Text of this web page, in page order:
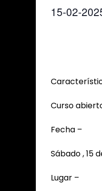
15-02-
Curso
Fecha –
Sábado , 15
Lugar –